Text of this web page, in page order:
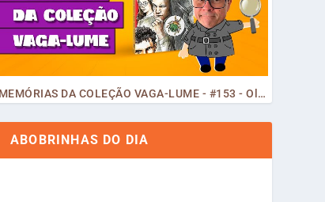
MEMÓRIAS DA COLEÇÃO VAGA-LUME - #153 - Olá, Curiosos! 2023
ABOBRINHAS DO DIA